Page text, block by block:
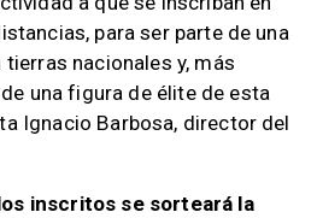
para ser parte de una
nacionales y, más
una figura de élite de esta
Ignacio Barbosa, director del
inscritos se sorteará la